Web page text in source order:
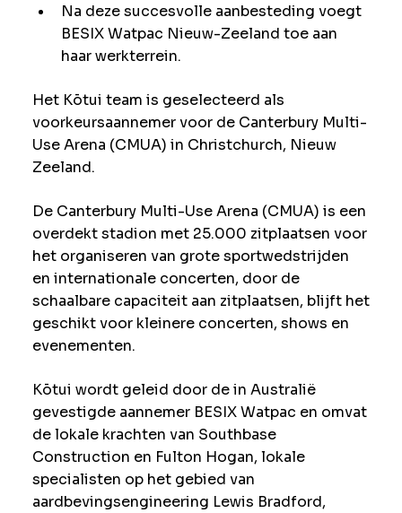
Na deze succesvolle aanbesteding voegt
BESIX Watpac Nieuw-Zeeland toe aan
haar werkterrein.
Het Kōtui team is geselecteerd als
voorkeursaannemer voor de Canterbury Multi-
Use Arena (CMUA) in Christchurch, Nieuw
Zeeland.
De Canterbury Multi-Use Arena (CMUA) is een
overdekt stadion met 25.000 zitplaatsen voor
het organiseren van grote sportwedstrijden
en internationale concerten, door de
schaalbare capaciteit aan zitplaatsen, blijft het
geschikt voor kleinere concerten, shows en
evenementen.
Kōtui wordt geleid door de in Australië
gevestigde aannemer BESIX Watpac en omvat
de lokale krachten van Southbase
Construction en Fulton Hogan, lokale
specialisten op het gebied van
aardbevingsengineering Lewis Bradford,